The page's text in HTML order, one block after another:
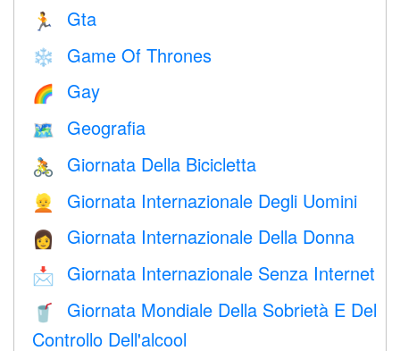
🏃 Gta
❄️ Game Of Thrones
🌈 Gay
🗺 Geografia
🚴 Giornata Della Bicicletta
👱 Giornata Internazionale Degli Uomini
👩 Giornata Internazionale Della Donna
📩 Giornata Internazionale Senza Internet
🥤
Giornata Mondiale Della Sobrietà E Del
Controllo Dell'alcool